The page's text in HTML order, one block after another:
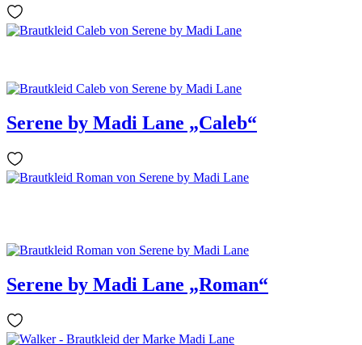
Serene by Madi Lane „Caleb“
Serene by Madi Lane „Roman“